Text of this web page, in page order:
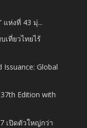
แห่งที่ 43 มุ่...
ที่ยวไทยไร้
Issuance: Global
Edition with
เปิดตัวใหญ่กว่า